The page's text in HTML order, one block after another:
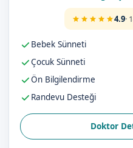
4.9·
Bebek Sünneti
Çocuk Sünneti
Ön Bilgilendirme
Randevu Desteği
Doktor